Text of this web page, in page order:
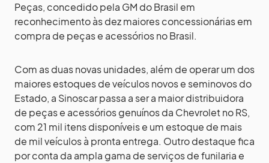
Peças, concedido pela GM do Brasil em
reconhecimento às dez maiores concessionárias em
compra de peças e acessórios no Brasil.
Com as duas novas unidades, além de operar um dos
maiores estoques de veículos novos e seminovos do
Estado, a Sinoscar passa a ser a maior distribuidora
de peças e acessórios genuínos da Chevrolet no RS,
com 21 mil itens disponíveis e um estoque de mais
de mil veículos à pronta entrega. Outro destaque fica
por conta da ampla gama de serviços de funilaria e